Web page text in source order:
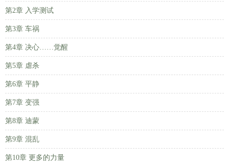
第2章 入学测试
第3章 车祸
第4章 决心……觉醒
第5章 虐杀
第6章 平静
第7章 变强
第8章 迪蒙
第9章 混乱
第10章 更多的力量